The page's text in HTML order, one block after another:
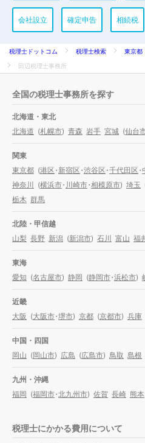
会社設立 確定申告 相続税
税理士ドットコム 税理士検索 東京都
田辺税理士事務所
全国の税理士事務所を探す
北海道・東北
北海道 (札幌市) 青森 岩手 宮城 (仙台
関東
東京都 (港区・新宿区・渋谷区・千代田区・
神奈川 (横浜市・川崎市・相模原市) 埼玉
栃木 群馬
北陸・甲信越
山梨 長野 新潟 (新潟市) 石川 富山 福
東海
愛知 (名古屋市) 静岡 (静岡市・浜松市)
近畿
大阪 (大阪市・堺市) 京都 (京都市) 兵庫
中国・四国
岡山 (岡山市) 広島 (広島市) 鳥取 島根
九州・沖縄
福岡 (福岡市・北九州市) 佐賀 長崎 熊本
税理士にかかる費用について